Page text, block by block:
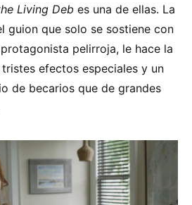
Living Deb es una de ellas. La
guion que solo se sostiene con
pelirroja, le hace la
efectos especiales y un
de becarios que de grandes